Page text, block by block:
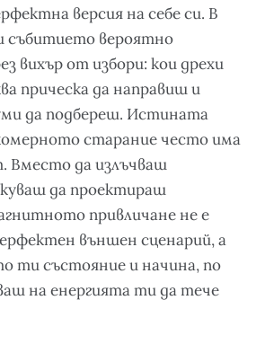
версия на себе си. В
събитието вероятно
вихър от избори: кои дрехи
прическа да направиш и
да подбереш. Истината
старание често има
Вместо да излъчваш
да проектираш
привличане не е
външен сценарий, а
ти състояние и начина, по
на енергията ти да тече